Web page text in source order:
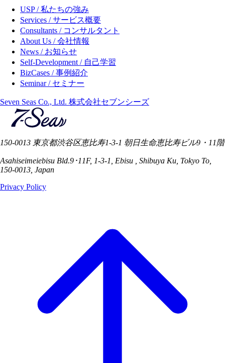
USP / 私たちの強み
Services / サービス概要
Consultants / コンサルタント
About Us / 会社情報
News / お知らせ
Self-Development / 自己学習
BizCases / 事例紹介
Seminar / セミナー
Seven Seas Co., Ltd. 株式会社セブンシーズ
150-0013 東京都渋谷区恵比寿1-3-1 朝日生命恵比寿ビル9・11階
Asahiseimeiebisu Bld.9･11F, 1-3-1, Ebisu , Shibuya Ku, Tokyo To,
150-0013, Japan
Privacy Policy